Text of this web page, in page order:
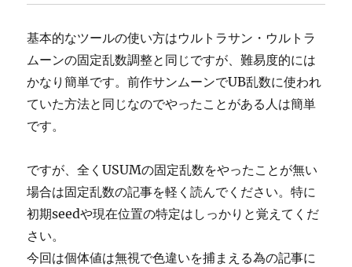
基本的なツールの使い方はウルトラサン・ウルトラ
ムーンの固定乱数調整と同じですが、難易度的には
かなり簡単です。前作サンムーンでUB乱数に使われ
ていた方法と同じなのでやったことがある人は簡単
です。
ですが、全くUSUMの固定乱数をやったことが無い
場合は固定乱数の記事を軽く読んでください。特に
初期seedや現在位置の特定はしっかりと覚えてくだ
さい。
今回は個体値は無視で色違いを捕まえる為の記事に